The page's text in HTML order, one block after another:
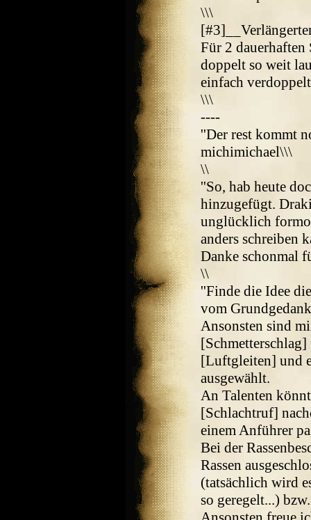
\\\
Für 2
doppelt so weit
einfach
\\\
----
''Der rest kommt
michimichael\\\
\\
''So, hab heute
hinzugefügt.
unglücklich
anders schreiben
Danke schonmal
\\
''Finde die Idee
vom
Ansonsten sind
[Luftgleiten] und
ausgewählt.
An Talenten
[Schlachtruf]
einem Anführer
Bei der
Rassen
(tatsächlich wird
so geregelt...)